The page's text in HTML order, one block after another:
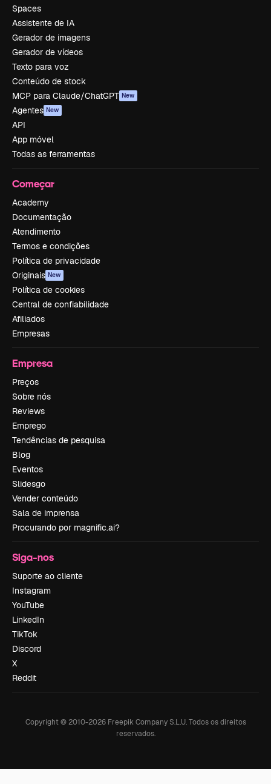
Spaces
Assistente de IA
Gerador de imagens
Gerador de vídeos
Texto para voz
Conteúdo de stock
MCP para Claude/ChatGPT New
Agentes New
API
App móvel
Todas as ferramentas
Começar
Academy
Documentação
Atendimento
Termos e condições
Política de privacidade
Originais New
Política de cookies
Central de confiabilidade
Afiliados
Empresas
Empresa
Preços
Sobre nós
Reviews
Emprego
Tendências de pesquisa
Blog
Eventos
Slidesgo
Vender conteúdo
Sala de imprensa
Procurando por magnific.ai?
Siga-nos
Suporte ao cliente
Instagram
YouTube
LinkedIn
TikTok
Discord
X
Reddit
Copyright © 2010-2026Freepik Company S.L.U. Todos os direitos
reservados.